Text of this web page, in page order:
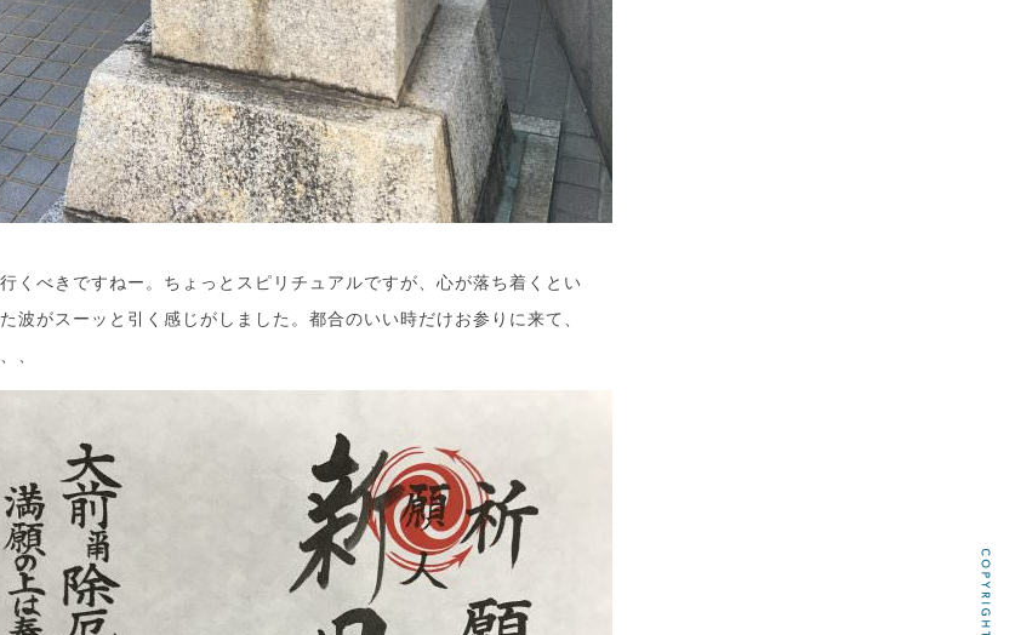
くべきですねー。ちょっとスピリチュアルですが、心が落ち着くとい
波がスーッと引く感じがしました。都合のいい時だけお参りに来て、
、